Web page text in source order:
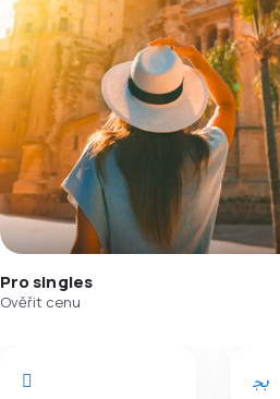
Pro singles
Ověřit cenu